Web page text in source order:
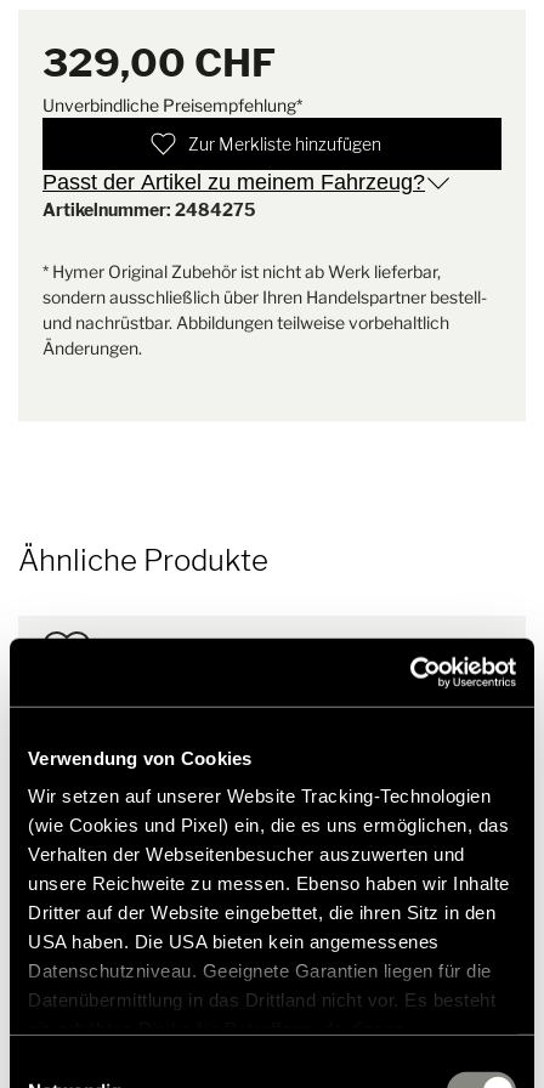
Verwendung von Cookies
Wir setzen auf unserer Website Tracking-Technologien
(wie Cookies und Pixel) ein, die es uns ermöglichen, das
Verhalten der Webseitenbesucher auszuwerten und
unsere Reichweite zu messen. Ebenso haben wir Inhalte
Dritter auf der Website eingebettet, die ihren Sitz in den
USA haben. Die USA bieten kein angemessenes
Datenschutzniveau. Geeignete Garantien liegen für die
Datenübermittlung in das Drittland nicht vor. Es besteht
Gewicht 2 kg
329,00 CHF
Unverbindliche Preisempfehlung*
Zur Merkliste hinzufügen
Passt der Artikel zu meinem Fahrzeug?
Artikelnummer: 2484275
* Hymer Original Zubehör ist nicht ab Werk lieferbar,
sondern ausschließlich über Ihren Handelspartner bestell-
und nachrüstbar. Abbildungen teilweise vorbehaltlich
Änderungen.
Ähnliche Produkte
Schonbezüge Fiat Captain Chair X290 -